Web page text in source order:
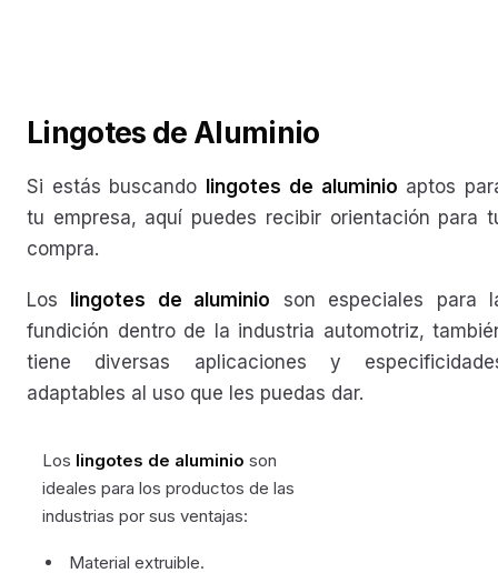
Lingotes de Aluminio
Si estás buscando lingotes de aluminio aptos
tu empresa, aquí puedes recibir orientación para
compra.
Los lingotes de aluminio son especiales para
fundición dentro de la industria automotriz,
tiene diversas aplicaciones y
adaptables al uso que les puedas dar.
Los lingotes de aluminio son
ideales para los productos de las
industrias por sus ventajas:
Material extruible.